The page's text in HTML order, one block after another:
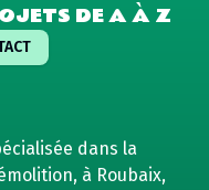
DE A À Z
dans la
à Roubaix,